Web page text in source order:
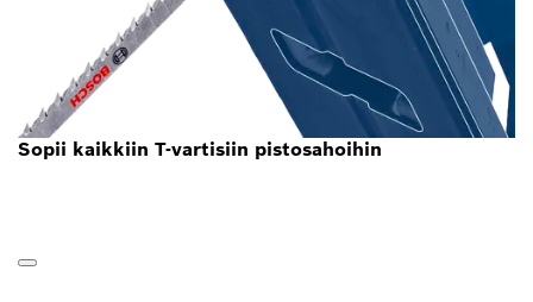
Sopii kaikkiin T-vartisiin pistosahoihin